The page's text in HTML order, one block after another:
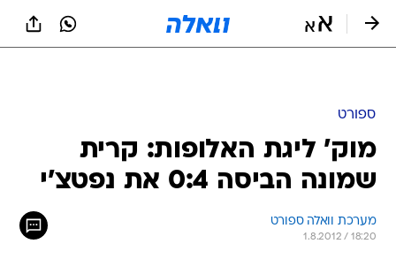
מוק' ליגת האלופות: קרית
שמונה הביסה 0:4 את נפטצ'י
מערכת וואלה ספורט
האלופה ממשיכה את החלום האירופי ודרסה את